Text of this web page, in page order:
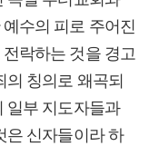
수의 피로 주어진
락하는 것을 경고
의 칭의로 왜곡되
일부 지도자들과
은 신자들이라 하